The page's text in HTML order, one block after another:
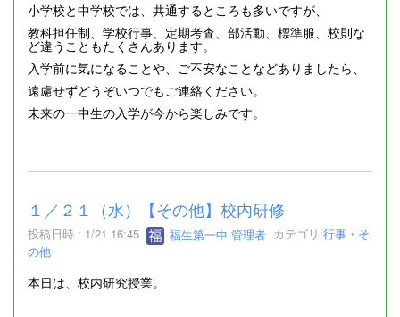
小学校と中学校では、共通するところも多いですが、
教科担任制、学校行事、定期考査、部活動、標準服、校則な
ど違うこともたくさんあります。
入学前に気になることや、ご不安なことなどありましたら、
遠慮せずどうぞいつでもご連絡ください。
未来の一中生の入学が今から楽しみです。
１／２１（水）【その他】校内研修
投稿日時 : 1/21 16:45 福生第一中 管理者 カテゴリ:行事・そ
の他
本日は、校内研究授業。